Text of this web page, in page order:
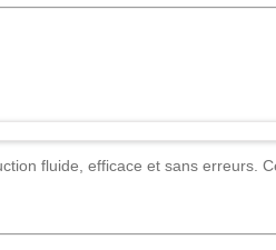
fluide, efficace et sans erreurs.